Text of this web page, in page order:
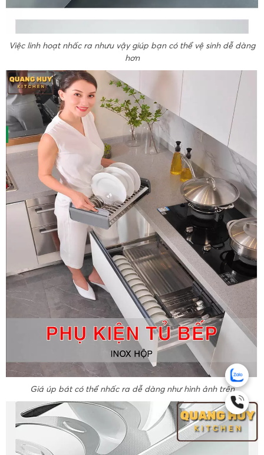
Việc linh hoạt nhấc ra nhưu vậy giúp bạn có thể vệ sinh dễ dàng
hơn
Giá úp bát có thể nhấc ra dễ dàng như hình ảnh trên